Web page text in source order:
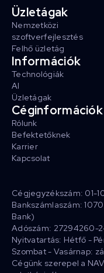
Üzletágak
Nemzetközi
szoftverfejlesztés
Felhő üzletág
Információk
Technológiák
AI
Üzletágak
Céginformációk
Rólunk
Befektetőknek
Karrier
Kapcsolat
Cégjegyzékszám: 01-
Bankszámlaszám:
Bank)
Adószám: 27294260-
Nyitvatartás: Hétfő -
Szombat - Vasárnap:
Cégünk szerepel a